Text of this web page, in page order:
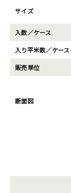
サイズ
入数／ケース
入り平米数／ケース
販売単位
断面図